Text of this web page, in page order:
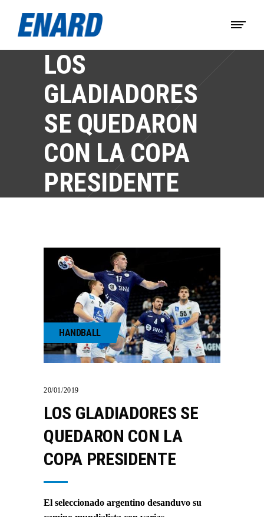
LOS
GLADIADORES
SE QUEDARON
CON LA COPA
PRESIDENTE
HANDBALL
20/01/2019
LOS GLADIADORES SE
QUEDARON CON LA
COPA PRESIDENTE
El seleccionado argentino desanduvo su